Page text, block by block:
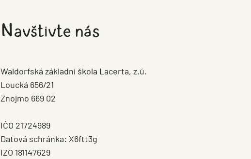
Navštivte nás
Waldorfská základní škola Lacerta, z.ú.
Loucká 656/21
Znojmo 669 02
​IČO 21724989
Datová schránka: X6ftt3g
IZO 181147629